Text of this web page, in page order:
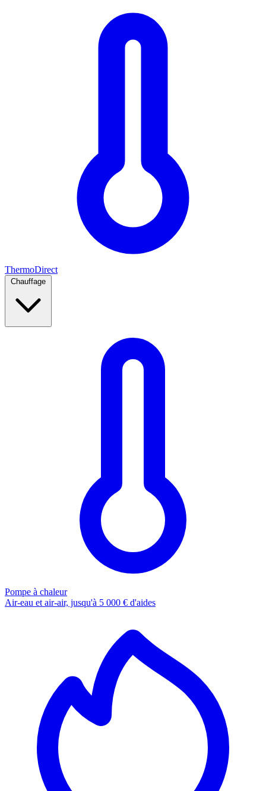
ThermoDirect
Pompe à chaleur
Air-eau et air-air, jusqu'à 5 000 € d'aides